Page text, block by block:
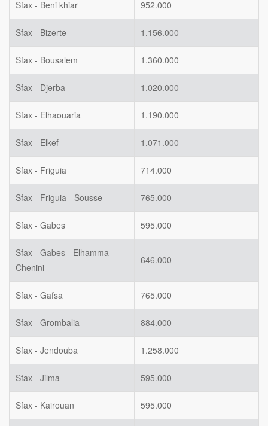
Sfax - Beni khiar 952.000
Sfax - Bizerte 1.156.000
Sfax - Bousalem 1.360.000
Sfax - Djerba 1.020.000
Sfax - Elhaouaria 1.190.000
Sfax - Elkef 1.071.000
Sfax - Friguia 714.000
Sfax - Friguia - Sousse 765.000
Sfax - Gabes 595.000
Sfax - Gabes - Elhamma-
Chenini
646.000
Sfax - Gafsa 765.000
Sfax - Grombalia 884.000
Sfax - Jendouba 1.258.000
Sfax - Jilma 595.000
Sfax - Kairouan 595.000